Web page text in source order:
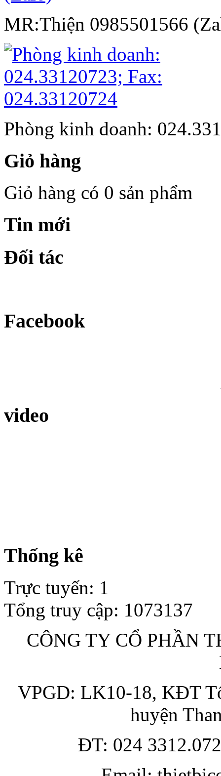
MR:Thiện 0985501566
Phòng kinh doanh:
Giỏ hàng
Giỏ hàng có 0 sản phẩm
Tin mới
Đối tác
Facebook
video
Thống kê
Trực tuyến: 1
Tổng truy cập: 1073137
CÔNG TY CỔ PHẦN
VPGD: LK10-18, KĐT
huyện
ĐT: 024